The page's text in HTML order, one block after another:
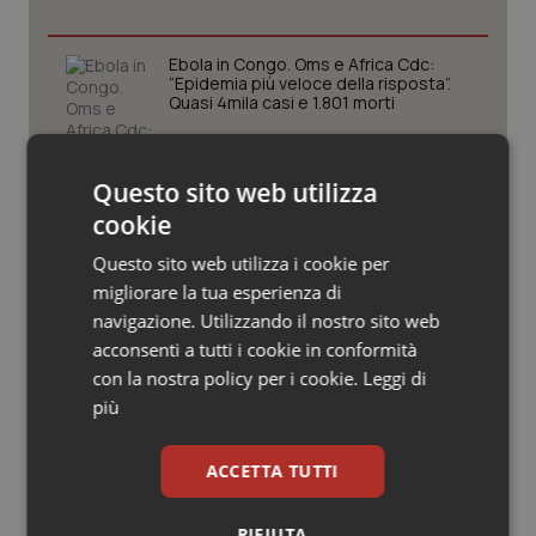
Veneto
Oncoematologia
Oncologia & Nutrizione
Psoriasi & pelle
Quotidiano Cardiologia
Quotidiano Chirurgia
Quotidiano Oncologia
Quotidiano Pediatria
Rene & patologie urogenitali
Ebola in Congo. Oms e Africa Cdc:
“Epidemia più veloce della risposta”.
Quasi 4mila casi e 1.801 morti
West Nile. D’Alterio (Rete IZS):
“Sorveglianza e dati scientifici, senza
allarmismi. Sistema italiano
preparato”
La spesa farmaceutica sale a 39,3
miliardi (+6%). Prosegue il boom dei
farmaci per diabete e obesità e cala
uso antibiotici. Ecco il Rapporto
OsMed 2025
dopo le richieste delle Regioni. Dalla
revisione del prontuario alla
governance, ecco le novità
Questo sito web utilizza
cookie
Questo sito web utilizza i cookie per
migliorare la tua esperienza di
navigazione. Utilizzando il nostro sito web
acconsenti a tutti i cookie in conformità
con la nostra policy per i cookie. Leggi di
più
ACCETTA TUTTI